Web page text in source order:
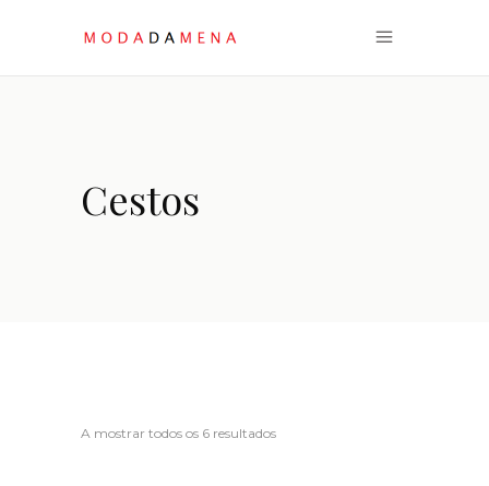
Cestos
A mostrar todos os 6 resultadosOrdenado